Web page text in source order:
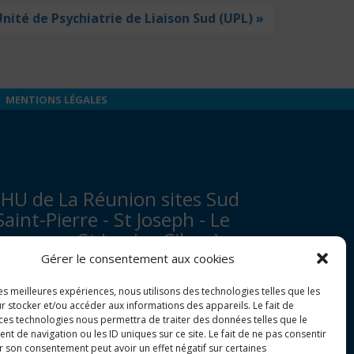
Gérer le consentement aux cookies
meilleures expériences, nous utilisons des technologies telles que les
stocker et/ou accéder aux informations des appareils. Le fait de
technologies nous permettra de traiter des données telles que le
de navigation ou les ID uniques sur ce site. Le fait de ne pas consentir
son consentement peut avoir un effet négatif sur certaines
de Psychiatrie de Liaison Sud (UPL) »
MENTIONS LÉGALES
de La Réunion sites Sud
Pierre - St Joseph - Le
- St Louis - Cilaos)
350
Saint-Pierre Cedex